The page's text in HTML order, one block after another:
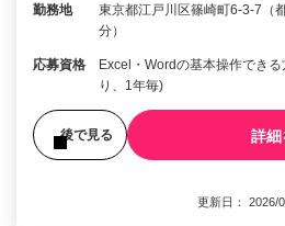
勤務地
東京都江戸川区篠崎町6-3-7（
分）
応募資格
Excel・Wordの基本操作でき
り、1年毎)
後で見る 詳細
更新日：